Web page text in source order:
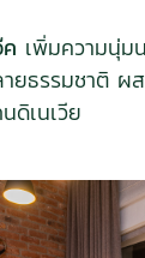
เพิ่มความนุ่ม
ายธรรมชาติ ผ
ดิเนเวีย